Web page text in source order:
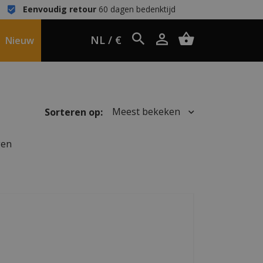
Eenvoudig retour60 dagen bedenktijd
Nieuw NL / €
Sorteren op: Meest bekeken